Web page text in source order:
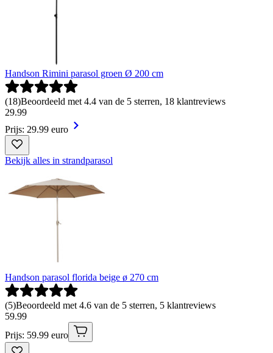
Handson Rimini parasol groen Ø 200 cm
(18)Beoordeeld met 4.4 van de 5 sterren, 18 klantreviews
29.99
Prijs: 29.99 euro
Bekijk alles in strandparasol
Handson parasol florida beige ø 270 cm
(5)Beoordeeld met 4.6 van de 5 sterren, 5 klantreviews
59.99
Prijs: 59.99 euro